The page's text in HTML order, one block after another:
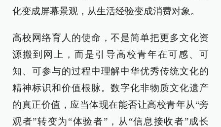
化变成屏幕景观，从生活经验变成消费对象。
高校网络育人的使命，不是简单把更多文化资
源搬到网上，而是引导高校青年在可感、可
知、可参与的过程中理解中华优秀传统文化的
精神标识和价值根脉。数字化非物质文化遗产
的真正价值，应当体现在能否让高校青年从“旁
观者”转变为“体验者”，从“信息接收者”成长